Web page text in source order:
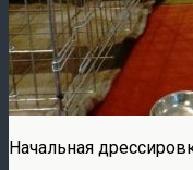
Начальная